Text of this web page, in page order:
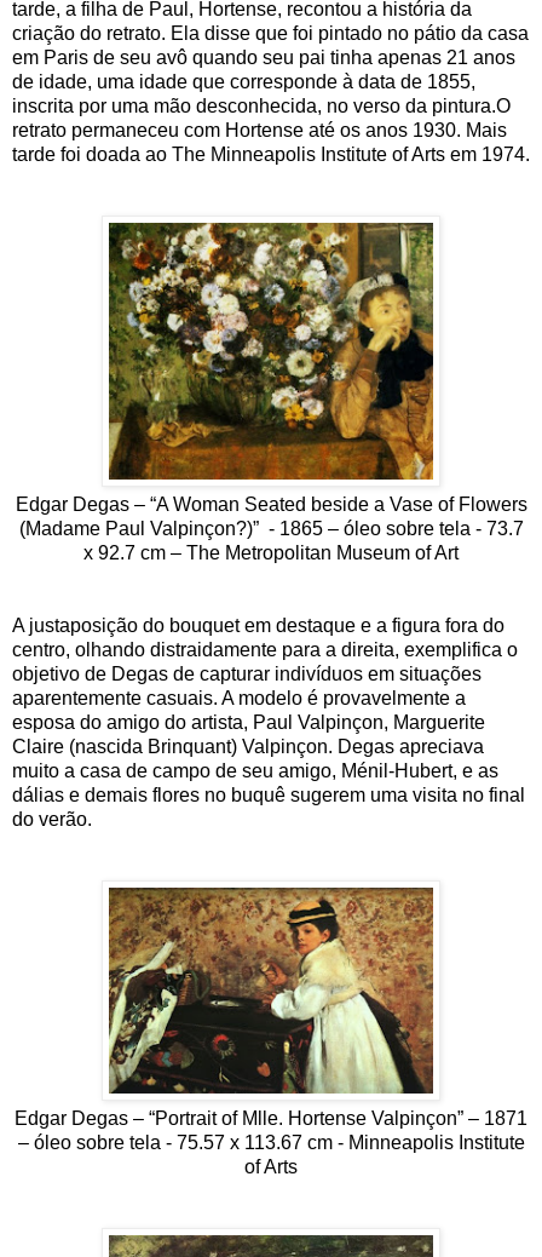
tarde, a filha de Paul, Hortense, recontou a história da
criação do retrato. Ela disse que foi pintado no pátio da casa
em Paris de seu avô quando seu pai tinha apenas 21 anos
de idade, uma idade que corresponde à data de 1855,
inscrita por uma mão desconhecida, no verso da pintura.O
retrato permaneceu com Hortense até os anos 1930. Mais
tarde foi doada ao The Minneapolis Institute of Arts em 1974.
Edgar Degas – “A Woman Seated beside a Vase of Flowers
(Madame Paul Valpinçon?)” - 1865 – óleo sobre tela - 73.7
x 92.7 cm – The Metropolitan Museum of Art
A justaposição do bouquet em destaque e a figura fora do
centro, olhando distraidamente para a direita, exemplifica o
objetivo de Degas de capturar indivíduos em situações
aparentemente casuais. A modelo é provavelmente a
esposa do amigo do artista, Paul Valpinçon, Marguerite
Claire (nascida Brinquant) Valpinçon. Degas apreciava
muito a casa de campo de seu amigo, Ménil-Hubert, e as
dálias e demais flores no buquê sugerem uma visita no final
do verão.
Edgar Degas – “Portrait of Mlle. Hortense Valpinçon” – 1871
– óleo sobre tela - 75.57 x 113.67 cm - Minneapolis Institute
of Arts